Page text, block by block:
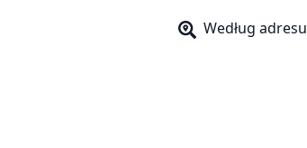
Według adresu